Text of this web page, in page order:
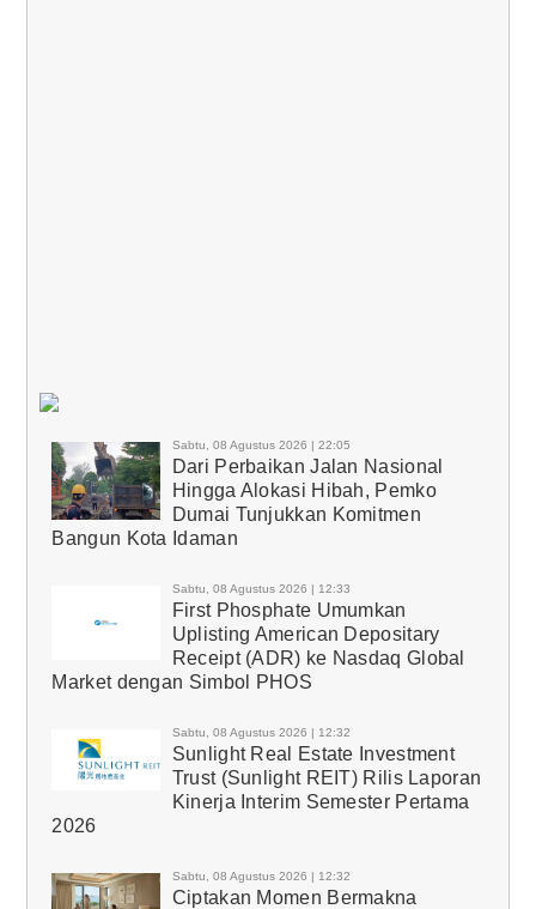
Sabtu, 08 Agustus 2026 | 22:05
Dari Perbaikan Jalan Nasional
Hingga Alokasi Hibah, Pemko
Dumai Tunjukkan Komitmen
Bangun Kota Idaman
Sabtu, 08 Agustus 2026 | 12:33
First Phosphate Umumkan
Uplisting American Depositary
Receipt (ADR) ke Nasdaq Global
Market dengan Simbol PHOS
Sabtu, 08 Agustus 2026 | 12:32
Sunlight Real Estate Investment
Trust (Sunlight REIT) Rilis Laporan
Kinerja Interim Semester Pertama
2026
Sabtu, 08 Agustus 2026 | 12:32
Ciptakan Momen Bermakna